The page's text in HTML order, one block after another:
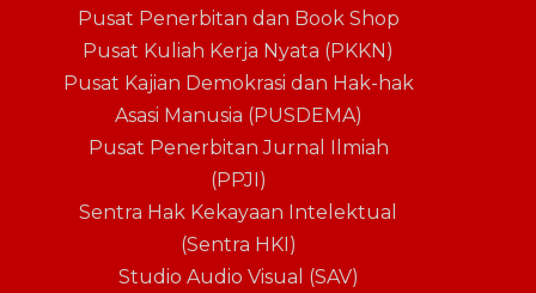
Pusat Penerbitan dan Book Shop
Pusat Kuliah Kerja Nyata (PKKN)
Pusat Kajian Demokrasi dan Hak-hak
Asasi Manusia (PUSDEMA)
Pusat Penerbitan Jurnal Ilmiah
(PPJI)
Sentra Hak Kekayaan Intelektual
(Sentra HKI)
Studio Audio Visual (SAV)